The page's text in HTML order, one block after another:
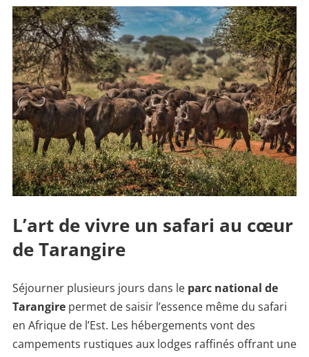
L’art de vivre un safari au cœur
de Tarangire
Séjourner plusieurs jours dans le parc national de
Tarangirepermet de saisir l’essence même du safari
en Afrique de l’Est. Les hébergements vont des
campements rustiques aux lodges raffinés offrant une